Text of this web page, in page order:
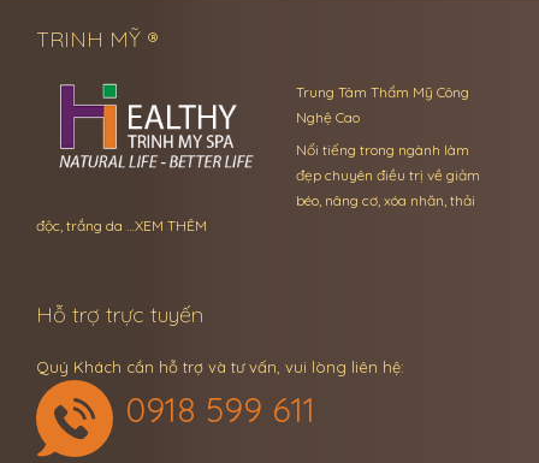
TRINH MỸ ®
Trung Tâm Thẩm Mỹ Công
Nghệ Cao
Nổi tiếng trong ngành làm
đẹp chuyên điều trị về giảm
béo, nâng cơ, xóa nhăn, thải
độc, trắng da …XEM THÊM
Hỗ trợ trực tuyến
Quý Khách cần hỗ trợ và tư vấn, vui lòng liên hệ:
0918 599 611